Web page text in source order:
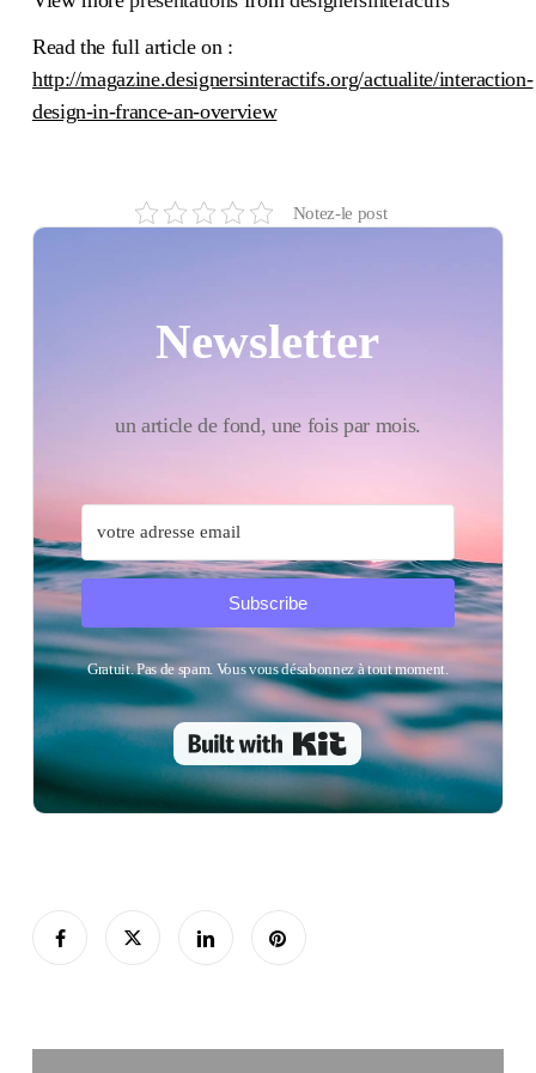
Read the full article on :
http://magazine.designersinteractifs.org/actualite/interaction-
design-in-france-an-overview
Notez-le post
Newsletter
un article de fond, une fois par mois.
Subscribe
Gratuit. Pas de spam. Vous vous désabonnez à tout moment.
Built with Kit